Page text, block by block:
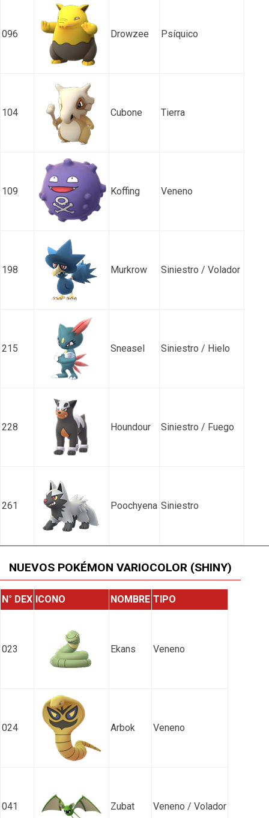
096 Drowzee Psíquico
104 Cubone Tierra
109 Koffing Veneno
198 Murkrow Siniestro / Volador
215 Sneasel Siniestro / Hielo
228 Houndour Siniestro / Fuego
261 Poochyena Siniestro
NUEVOS POKÉMON VARIOCOLOR (SHINY)
N° DEX ICONO NOMBRE TIPO
023 Ekans Veneno
024 Arbok Veneno
041 Zubat Veneno / Volador